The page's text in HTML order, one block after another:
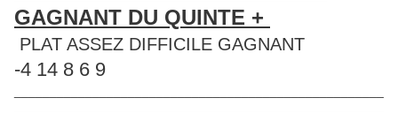
GAGNANT DU QUINTE +
PLAT ASSEZ DIFFICILE GAGNANT
-4 14 8 6 9